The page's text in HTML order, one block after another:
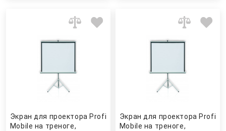
Экран для проектора Profi
Mobile на треноге,
Экран для проектора Profi
Mobile на треноге,